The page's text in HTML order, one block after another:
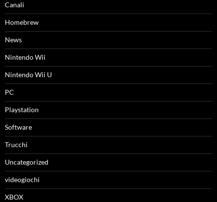
Canali
Homebrew
News
Nintendo Wii
Nintendo Wii U
PC
Playstation
Software
Trucchi
Uncategorized
videogiochi
XBOX